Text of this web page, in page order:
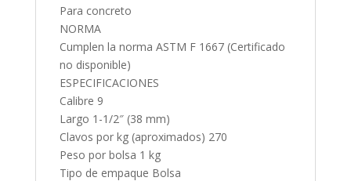
Para concreto
NORMA
Cumplen la norma ASTM F 1667 (Certificado
no disponible)
ESPECIFICACIONES
Calibre 9
Largo 1-1/2″ (38 mm)
Clavos por kg (aproximados) 270
Peso por bolsa 1 kg
Tipo de empaque Bolsa